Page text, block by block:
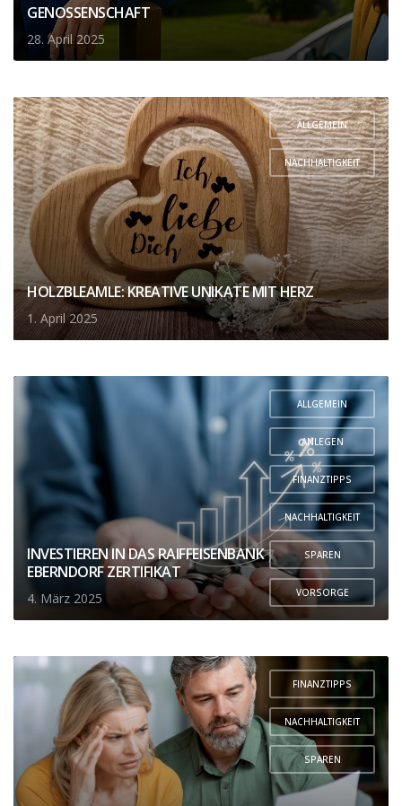
GENOSSENSCHAFT
28. April 2025
ALLGEMEIN
,
NACHHALTIGKEIT
HOLZBLEAMLE: KREATIVE UNIKATE MIT HERZ
1. April 2025
ALLGEMEIN
,
ANLEGEN
,
FINANZTIPPS
,
NACHHALTIGKEIT
,
SPAREN
VORSORGE
INVESTIEREN IN DAS RAIFFEISENBANK
EBERNDORF ZERTIFIKAT
4. März 2025
FINANZTIPPS
,
NACHHALTIGKEIT
,
SPAREN